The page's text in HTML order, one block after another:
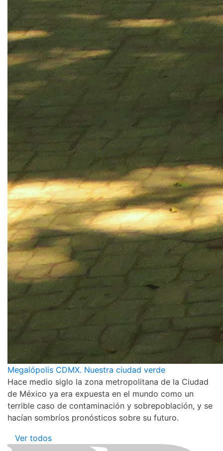
Megalópolis CDMX. Nuestra ciudad verde
Hace medio siglo la zona metropolitana de la Ciudad
de México ya era expuesta en el mundo como un
terrible caso de contaminación y sobrepoblación, y se
hacían sombríos pronósticos sobre su futuro.
Ver todos